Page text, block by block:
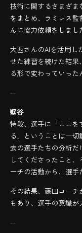
技術に関するさまざ
をまとめ、ラミレス
んに協力依頼をしまし
大西さんのAIを活用し
せた練習を続けた結果
る形で変わっていった
--
壁谷
特段、選手に「ここ
る」ということは一
去の選手たちの分析だ
してくださったこと
ーチの活動から、選手
その結果、藤田コー
もあり、選手の意識が
--